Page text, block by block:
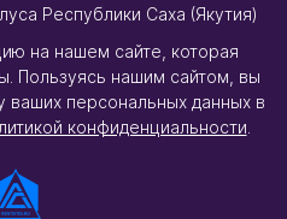
Республики Саха (Якутия)
на нашем сайте, которая
Пользуясь нашим сайтом, вы
ваших персональных данных в
конфиденциальности